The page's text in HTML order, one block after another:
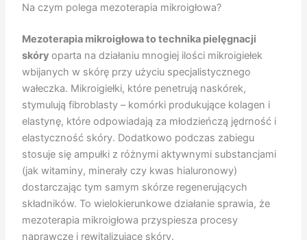
Na czym polega mezoterapia mikroigłowa?
Mezoterapia mikroigłowa to technika pielęgnacji
skóry oparta na działaniu mnogiej ilości mikroigiełek
wbijanych w skórę przy użyciu specjalistycznego
wałeczka. Mikroigiełki, które penetrują naskórek,
stymulują fibroblasty – komórki produkujące kolagen i
elastynę, które odpowiadają za młodzieńczą jędrność i
elastyczność skóry. Dodatkowo podczas zabiegu
stosuje się ampułki z różnymi aktywnymi substancjami
(jak witaminy, minerały czy kwas hialuronowy)
dostarczając tym samym skórze regenerujących
składników. To wielokierunkowe działanie sprawia, że
mezoterapia mikroigłowa przyspiesza procesy
naprawcze i rewitalizujące skóry.